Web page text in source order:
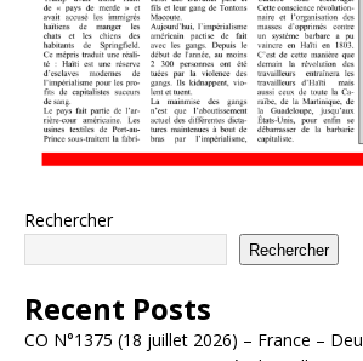
Rechercher
Rechercher
Recent Posts
CO N°1375 (18 juillet 2026) – France –